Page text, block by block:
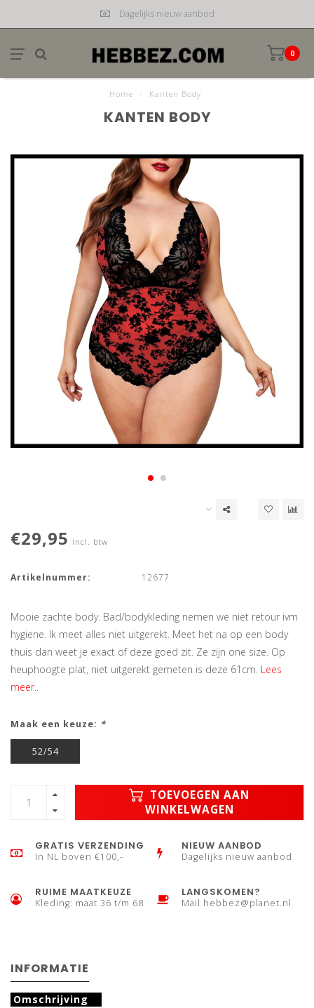
Dagelijks nieuw aanbod
0
Home Kanten Body
KANTEN BODY
€29,95 Incl. btw
Artikelnummer: 12677
Mooie zachte body. Bad/bodykleding nemen we niet retour ivm
hygiene. Ik meet alles niet uitgerekt. Meet het na op een body
thuis dan weet je exact of deze goed zit. Ze zijn one size. Op
heuphoogte plat, niet uitgerekt gemeten is deze 61cm. Lees
meer..
Maak een keuze: *
52/54
TOEVOEGEN AAN
WINKELWAGEN
GRATIS VERZENDING
In NL boven €100,-
NIEUW AANBOD
Dagelijks nieuw aanbod
RUIME MAATKEUZE
Kleding: maat 36 t/m 68
LANGSKOMEN?
Mail hebbez@planet.nl
INFORMATIE
Omschrijving